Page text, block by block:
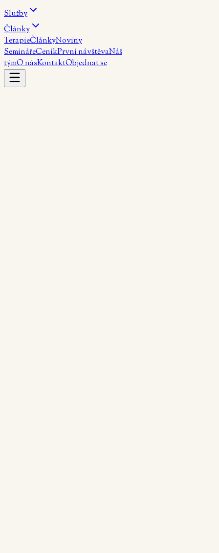
Služby
Články
TerapieČlánkyNoviny
SeminářeCeníkPrvní návštěvaNáš
týmO násKontaktObjednat se